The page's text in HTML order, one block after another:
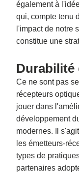
également à
qui, compte tenu
l'impact de notre
constitue une
Durabilité
Ce ne sont pas
récepteurs
jouer dans
développement
modernes. Il
les émetteurs-
types de
partenaires